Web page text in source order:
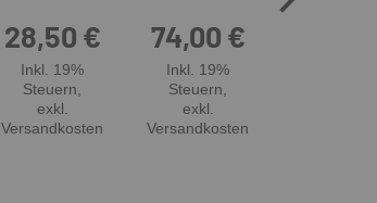
28,50 €
Inkl. 19%
Steuern
exkl.
Versandkosten
74,00 €
Inkl. 19%
Steuern
exkl.
Versandkosten